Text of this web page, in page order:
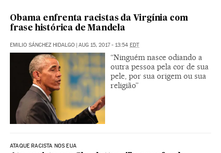
Obama enfrenta racistas da Virgínia com
frase histórica de Mandela
EMILIO SÁNCHEZ HIDALGO | AUG 15, 2017 - 13:54 EDT
“Ninguém nasce odiando a
outra pessoa pela cor de sua
pele, por sua origem ou sua
religião”
ATAQUE RACISTA NOS EUA